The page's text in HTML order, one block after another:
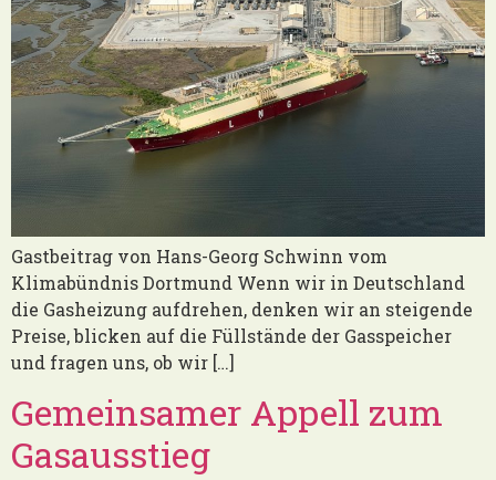
Gastbeitrag von Hans-Georg Schwinn vom
Klimabündnis Dortmund Wenn wir in Deutschland
die Gasheizung aufdrehen, denken wir an steigende
Preise, blicken auf die Füllstände der Gasspeicher
und fragen uns, ob wir […]
Gemeinsamer Appell zum
Gasausstieg